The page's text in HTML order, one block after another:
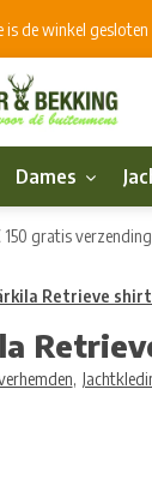
is de winkel
Dames
150 gratis verzending
Retrieve
,